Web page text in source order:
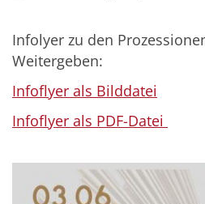
Infolyer zu den
Weitergeben:
Infoflyer als Bilddatei
Infoflyer als PDF-Datei